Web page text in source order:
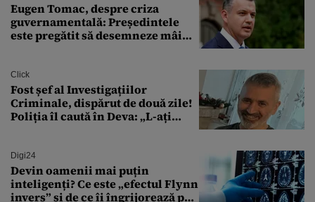
Eugen Tomac, despre criza
guvernamentală: Președintele
este pregătit să desemneze mâine
Click
Fost șef al Investigațiilor
Criminale, dispărut de două zile!
Poliția îl caută în Deva: „L-ați
Digi24
Devin oamenii mai puțin
inteligenți? Ce este „efectul Flynn
invers” și de ce îi îngrijorează pe